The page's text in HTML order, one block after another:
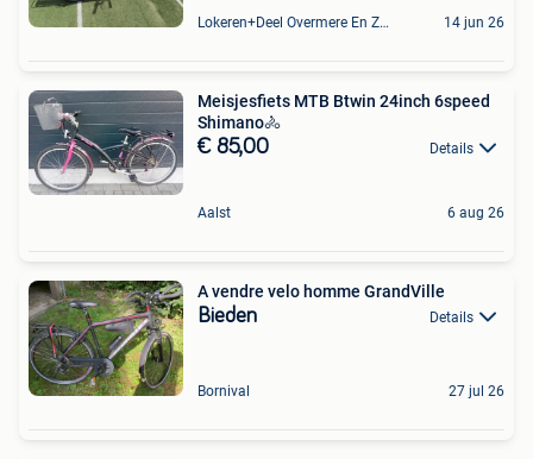
Lokeren+Deel Overmere En Zele 14 jun 26
Meisjesfiets MTB Btwin 24inch 6speed
Shimano🚴
€ 85,00 Details
Aalst 6 aug 26
A vendre velo homme GrandVille
Bieden Details
Bornival 27 jul 26